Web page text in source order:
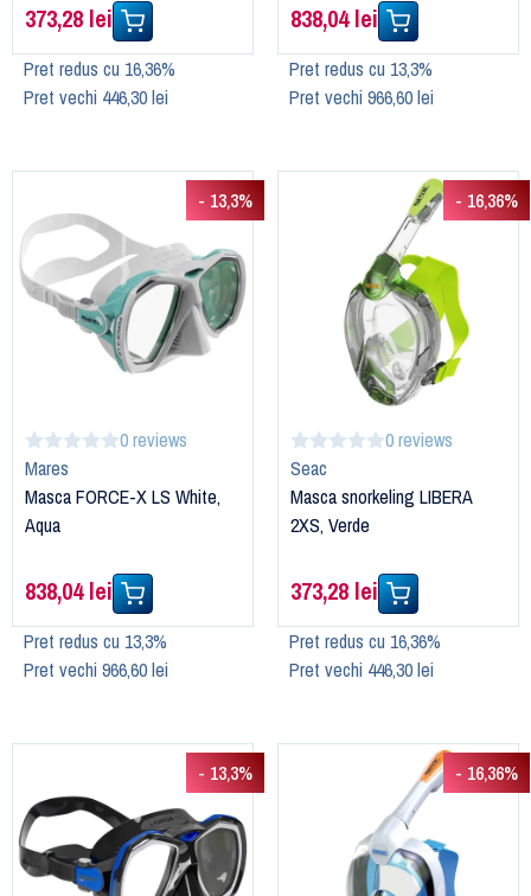
373,28 lei
Pret redus cu 16,36%
Pret vechi 446,30 lei
838,04 lei
Pret redus cu 13,3%
Pret vechi 966,60 lei
- 13,3%
0 reviews
Mares
Masca FORCE-X LS White,
Aqua
838,04 lei
Pret redus cu 13,3%
Pret vechi 966,60 lei
- 16,36%
0 reviews
Seac
Masca snorkeling LIBERA
2XS, Verde
373,28 lei
Pret redus cu 16,36%
Pret vechi 446,30 lei
- 13,3% - 16,36%